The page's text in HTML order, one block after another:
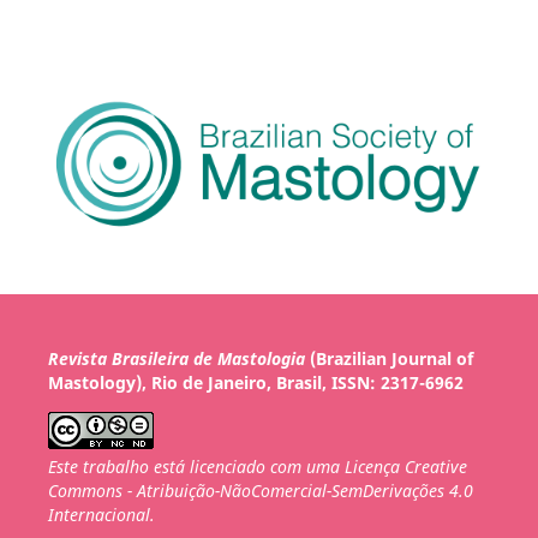
Revista Brasileira de Mastologia(Brazilian Journal of
Mastology), Rio de Janeiro, Brasil, ISSN: 2317-6962
Este trabalho está licenciado com uma Licença Creative
Commons - Atribuição-NãoComercial-SemDerivações 4.0
Internacional.